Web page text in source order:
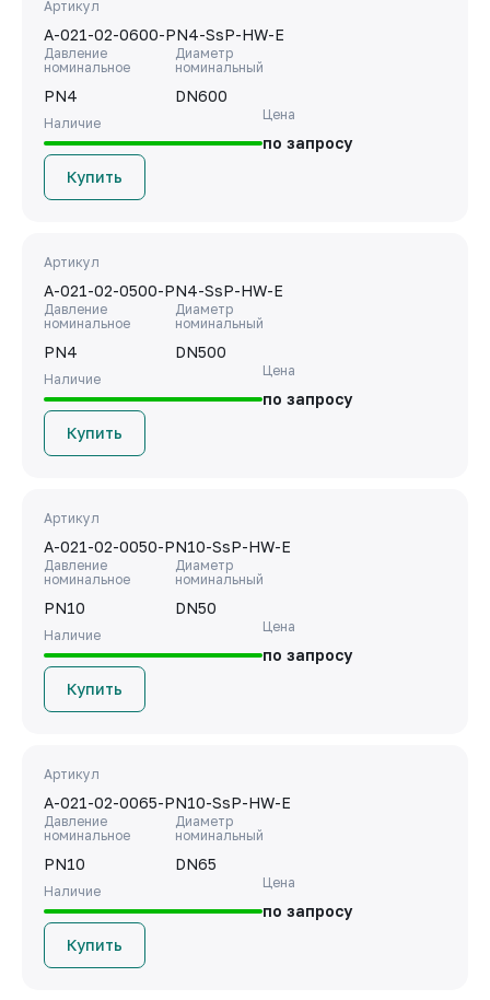
Артикул
A-021-02-0600-PN4-SsP-HW-E
Давление
номинальное
PN4
Диаметр
номинальный
DN600
Наличие
Цена
по запросу
Купить
Артикул
A-021-02-0500-PN4-SsP-HW-E
Давление
номинальное
PN4
Диаметр
номинальный
DN500
Наличие
Цена
по запросу
Купить
Артикул
A-021-02-0050-PN10-SsP-HW-E
Давление
номинальное
PN10
Диаметр
номинальный
DN50
Наличие
Цена
по запросу
Купить
Артикул
A-021-02-0065-PN10-SsP-HW-E
Давление
номинальное
PN10
Диаметр
номинальный
DN65
Наличие
Цена
по запросу
Купить